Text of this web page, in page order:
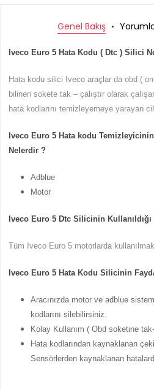
Genel Bakış
Iveco Euro 5 Hata Kodu ( Dtc ) Silici
Hata kodu silici Iveco araçlar da obd (
bilinen sokete tak – çalıştır olarak
hata kodlarını temizleyemeye yarayan
Iveco Euro 5 Hata kodu
Nelerdir ?
Adblue
Motor
Iveco Euro 5 Dtc Silicinin
Tüm Iveco Euro 5 motorlarda
Iveco Euro 5 Hata Kodu Silicinin
Aracınızda motor ve adblue
kodlarını silebilirsiniz.
Kolay Kullanım ( Obd soketine tak-
Hata kodlarından kaynaklanan
Sensörlerden kaynaklanan